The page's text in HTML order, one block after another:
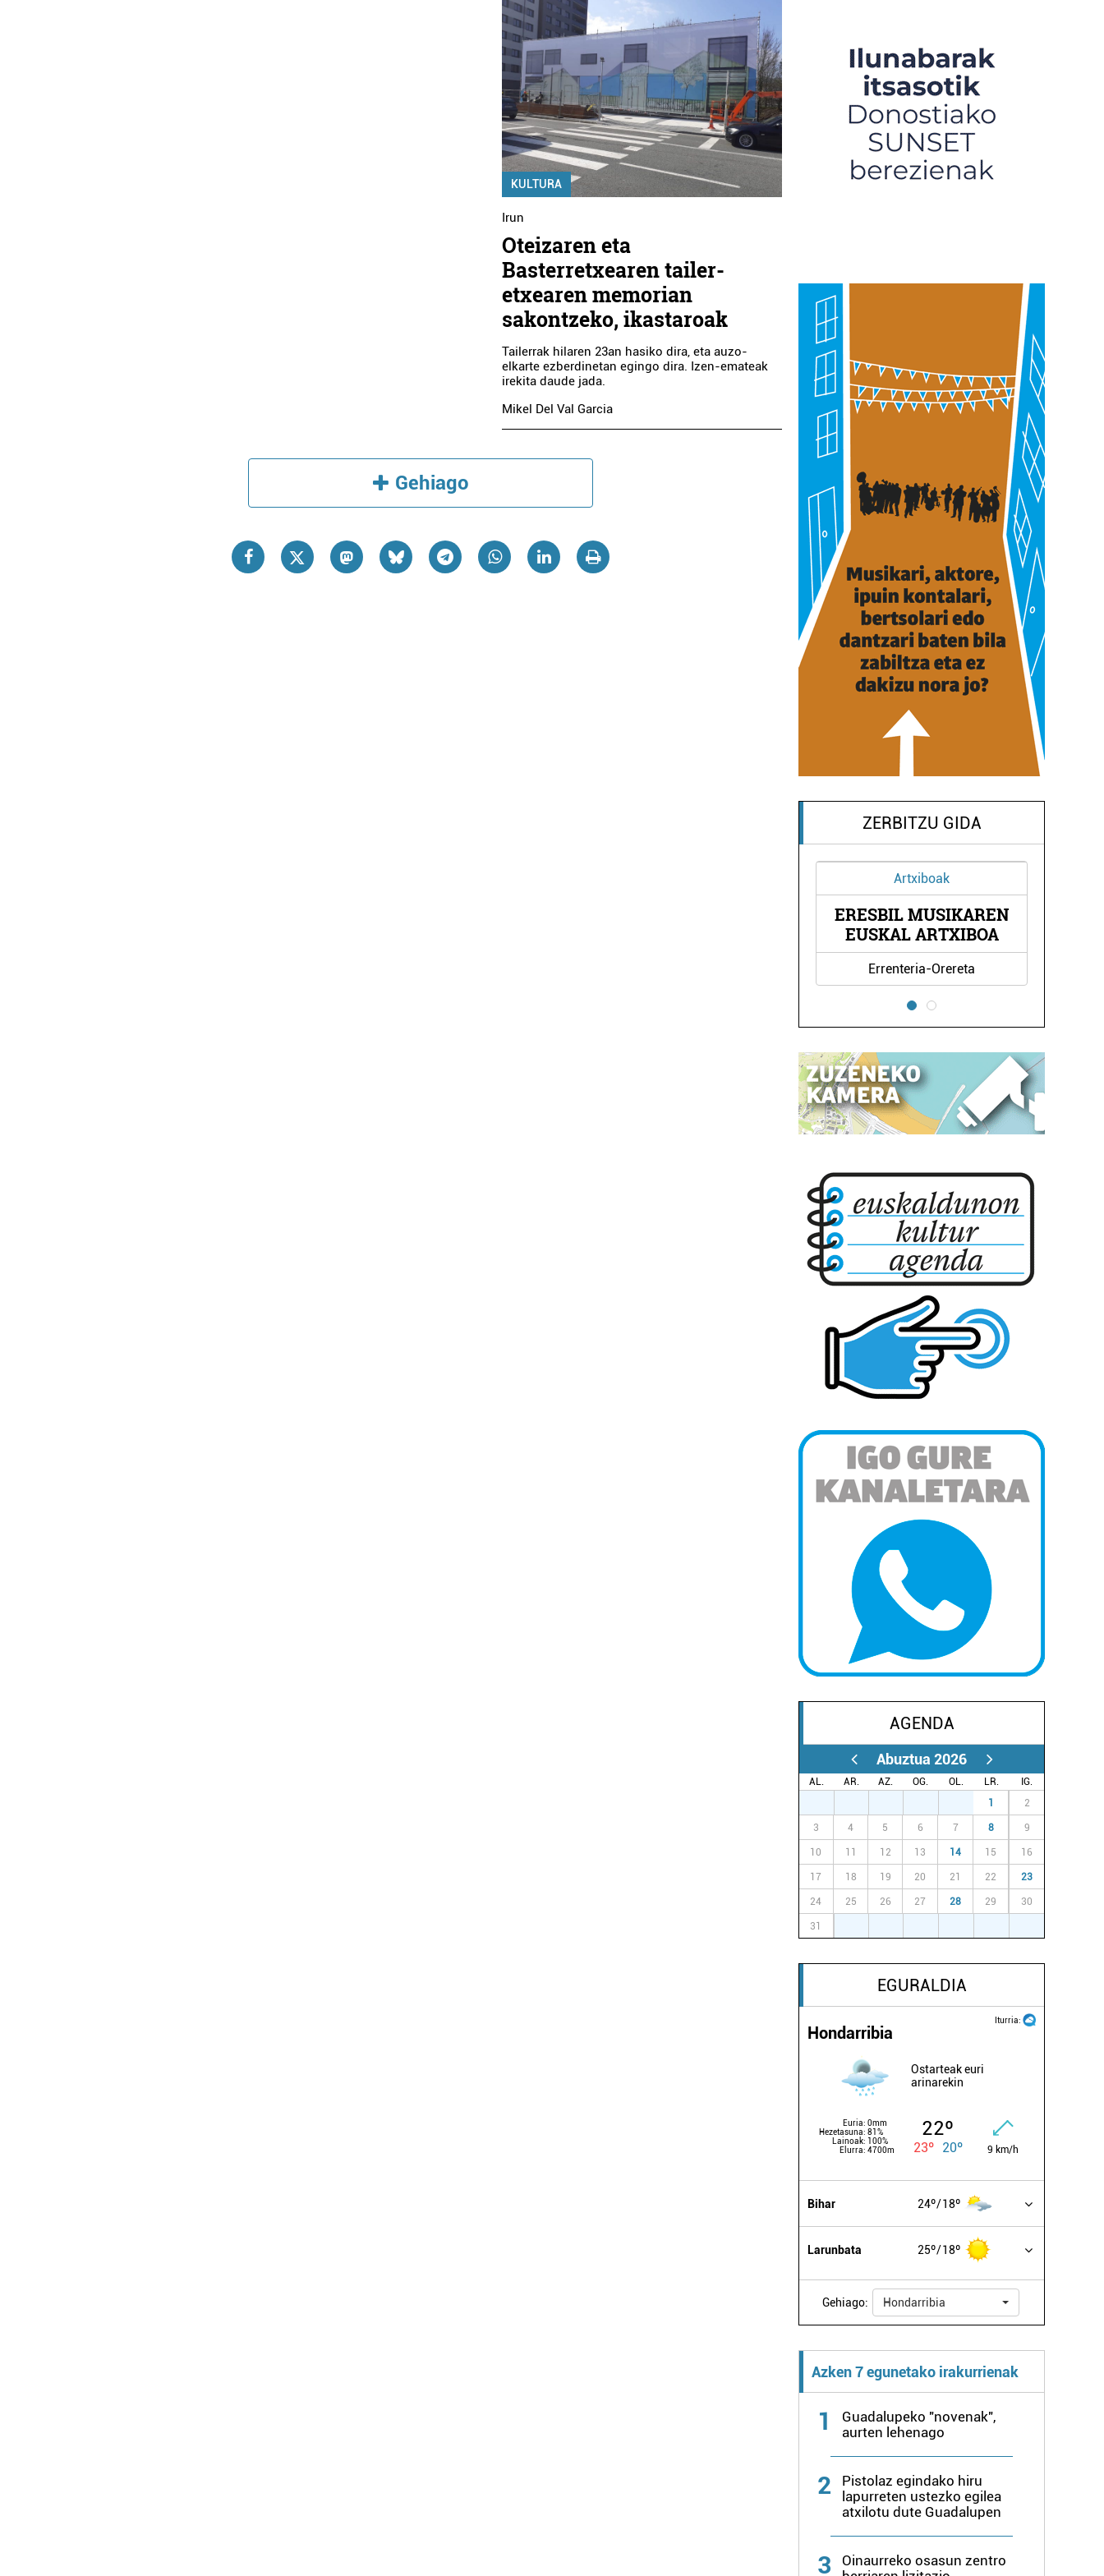
KULTURA
Irun
Oteizaren eta
Basterretxearen tailer-
etxearen memorian
sakontzeko, ikastaroak
Tailerrak hilaren 23an hasiko dira, eta auzo-
elkarte ezberdinetan egingo dira. Izen-emateak
irekita daude jada.
Mikel Del Val Garcia
Gehiago
ZERBITZU GIDA
Artxiboak
ERESBIL MUSIKAREN
EUSKAL ARTXIBOA
Errenteria-Orereta
AGENDA
Abuztua 2026
AL. AR. AZ. OG. OL. LR.
IG.
1 2
3 4 5 6 7 8 9
10 11 12 13 14 15 16
17 18 19 20 21 22 23
24 25 26 27 28 29 30
31
EGURALDIA
Iturria:
Hondarribia
Ostarteak euri
arinarekin
Euria: 0mm
Hezetasuna: 81%
Lainoak: 100%
Elurra: 4700m
22º
23º 20º 9 km/h
Bihar 24º 18º
Larunbata 25º 18º
Gehiago: Hondarribia
Azken 7 egunetako irakurrienak
1
Guadalupeko "novenak",
aurten lehenago
2
Pistolaz egindako hiru
lapurreten ustezko egilea
atxilotu dute Guadalupen
3
Oinaurreko osasun zentro